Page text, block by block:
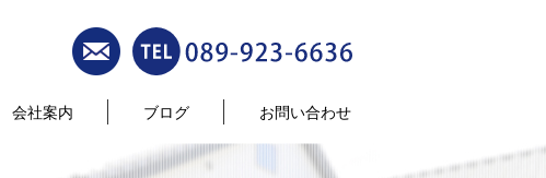
会社案内 ブログ お問い合わせ